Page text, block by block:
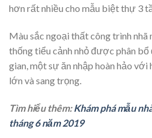
hơn rất nhiều cho mẫu biệt thự 3
Màu sắc ngoại thất công trình nhã
thống tiểu cảnh nhỏ được phân
gian, một sự ăn nhập hoàn hảo
lớn và sang trọng.
Tìm hiểu thêm:Khám phá mẫu
tháng 6 năm 2019